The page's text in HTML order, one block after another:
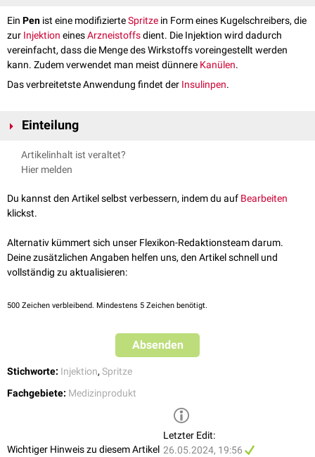
Ein Pen ist eine modifizierteSpritze in Form eines Kugelschreibers, die
zur Injektion einesArzneistoffsdient. Die Injektion wird dadurch
vereinfacht, dass die Menge des Wirkstoffs voreingestellt werden
kann. Zudem verwendet man meist dünnere Kanülen.
Das verbreitetste Anwendung findet der Insulinpen.
Einteilung
Einmalpens bzw. Fertigpens: Sie dienen der einmaligen Gabe eines
Medikaments. Die Wirkstoffampulle kann nicht ausgetauscht
AMG keine
Medizinprodukte , sondern Arzneimittel
Wiederverwendbare Pens: Sie bieten die Möglichkeit,
Medizinprodukte.
Artikelinhalt ist veraltet?
Hier melden
Du kannst den Artikel selbst verbessern, indem du auf Bearbeiten
klickst.
Alternativ kümmert sich unser Flexikon-Redaktionsteam darum.
Deine zusätzlichen Angaben helfen uns, den Artikel schnell und
vollständig zu aktualisieren:
500 Zeichen verbleibend. Mindestens 5 Zeichen benötigt.
Absenden
Stichworte: Injektion, Spritze
Fachgebiete: Medizinprodukt
Wichtiger Hinweis zu diesem Artikel
Letzter Edit:
26.05.2024, 19:56